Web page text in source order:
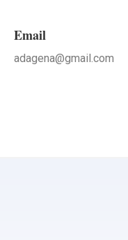
Email
adagena@gmail.com